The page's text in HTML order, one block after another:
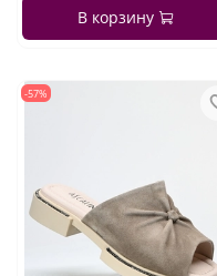
В корзину
-57%